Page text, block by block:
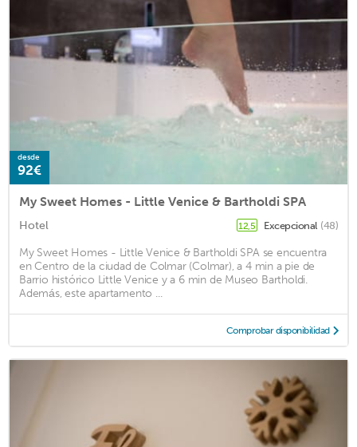
desde
92€
My Sweet Homes - Little Venice & Bartholdi SPA
Hotel 12,5 Excepcional (48)
My Sweet Homes - Little Venice & Bartholdi SPA se encuentra
en Centro de la ciudad de Colmar (Colmar), a 4 min a pie de
Barrio histórico Little Venice y a 6 min de Museo Bartholdi.
Además, este apartamento ...
Comprobar disponibilidad